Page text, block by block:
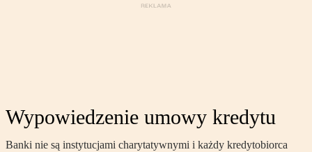
Wypowiedzenie umowy kredytu
Banki nie są instytucjami charytatywnymi i każdy kredytobiorca